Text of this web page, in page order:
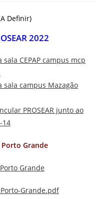
Definir)
2022
CEPAP campus mcp
sala campus Mazagão
PROSEAR junto ao
14
Porto Grande
Porto Grande
Porto-Grande.pdf